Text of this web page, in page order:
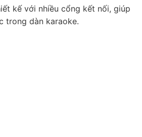
kế với nhiều cổng kết nối, giúp
trong dàn karaoke.